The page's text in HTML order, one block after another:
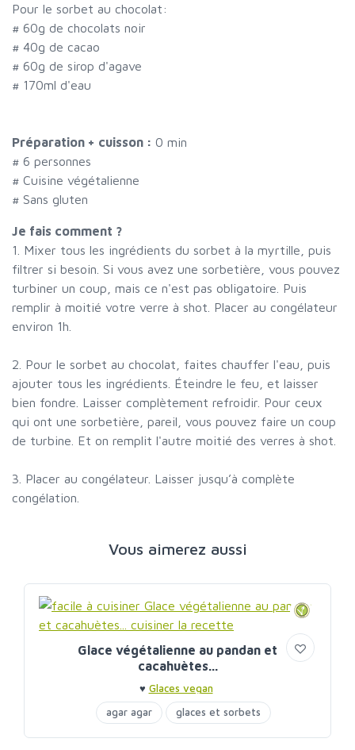
Pour le sorbet au chocolat:
# 60g de chocolats noir
# 40g de cacao
# 60g de sirop d'agave
# 170ml d'eau
Préparation + cuisson : 0 min
# 6 personnes
# Cuisine végétalienne
# Sans gluten
Je fais comment ?
1. Mixer tous les ingrédients du sorbet à la myrtille, puis
filtrer si besoin. Si vous avez une sorbetière, vous pouvez
turbiner un coup, mais ce n'est pas obligatoire. Puis
remplir à moitié votre verre à shot. Placer au congélateur
environ 1h.
2. Pour le sorbet au chocolat, faites chauffer l'eau, puis
ajouter tous les ingrédients. Éteindre le feu, et laisser
bien fondre. Laisser complètement refroidir. Pour ceux
qui ont une sorbetière, pareil, vous pouvez faire un coup
de turbine. Et on remplit l'autre moitié des verres à shot.
3. Placer au congélateur. Laisser jusqu’à complète
congélation.
Vous aimerez aussi
Glace végétalienne au pandan et
cacahuètes...
♥ Glaces vegan
agar agar
glaces et sorbets